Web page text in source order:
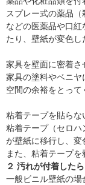
スプレー式の薬品
などの医薬品や口
たり、壁紙が変色し
家具を壁面に密着さ
家具の塗料やベニ
空間の余裕をとっ
粘着テープを貼らな
粘着テープ（セロ
が壁紙に移行し、変
また、粘着テープを
２ 汚れが付着したら
一般ビニル壁紙の場